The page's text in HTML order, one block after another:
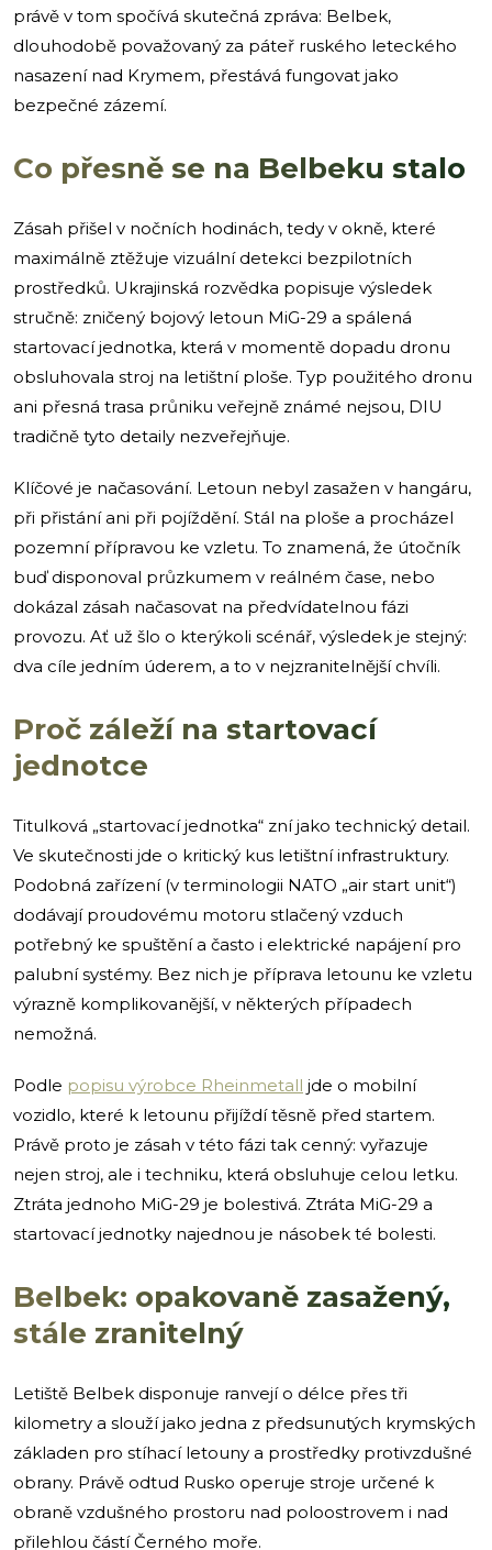
právě v tom spočívá skutečná zpráva: Belbek,
dlouhodobě považovaný za páteř ruského leteckého
nasazení nad Krymem, přestává fungovat jako
bezpečné zázemí.
Co přesně se na Belbeku stalo
Zásah přišel v nočních hodinách, tedy v okně, které
maximálně ztěžuje vizuální detekci bezpilotních
prostředků. Ukrajinská rozvědka popisuje výsledek
stručně: zničený bojový letoun MiG-29 a spálená
startovací jednotka, která v momentě dopadu dronu
obsluhovala stroj na letištní ploše. Typ použitého dronu
ani přesná trasa průniku veřejně známé nejsou, DIU
tradičně tyto detaily nezveřejňuje.
Klíčové je načasování. Letoun nebyl zasažen v hangáru,
při přistání ani při pojíždění. Stál na ploše a procházel
pozemní přípravou ke vzletu. To znamená, že útočník
buď disponoval průzkumem v reálném čase, nebo
dokázal zásah načasovat na předvídatelnou fázi
provozu. Ať už šlo o kterýkoli scénář, výsledek je stejný:
dva cíle jedním úderem, a to v nejzranitelnější chvíli.
Proč záleží na startovací
jednotce
Titulková „startovací jednotka“ zní jako technický detail.
Ve skutečnosti jde o kritický kus letištní infrastruktury.
Podobná zařízení (v terminologii NATO „air start unit“)
dodávají proudovému motoru stlačený vzduch
potřebný ke spuštění a často i elektrické napájení pro
palubní systémy. Bez nich je příprava letounu ke vzletu
výrazně komplikovanější, v některých případech
nemožná.
Podle popisu výrobce Rheinmetall jde o mobilní
vozidlo, které k letounu přijíždí těsně před startem.
Právě proto je zásah v této fázi tak cenný: vyřazuje
nejen stroj, ale i techniku, která obsluhuje celou letku.
Ztráta jednoho MiG-29 je bolestivá. Ztráta MiG-29 a
startovací jednotky najednou je násobek té bolesti.
Belbek: opakovaně zasažený,
stále zranitelný
Letiště Belbek disponuje ranvejí o délce přes tři
kilometry a slouží jako jedna z předsunutých krymských
základen pro stíhací letouny a prostředky protivzdušné
obrany. Právě odtud Rusko operuje stroje určené k
obraně vzdušného prostoru nad poloostrovem i nad
přilehlou částí Černého moře.